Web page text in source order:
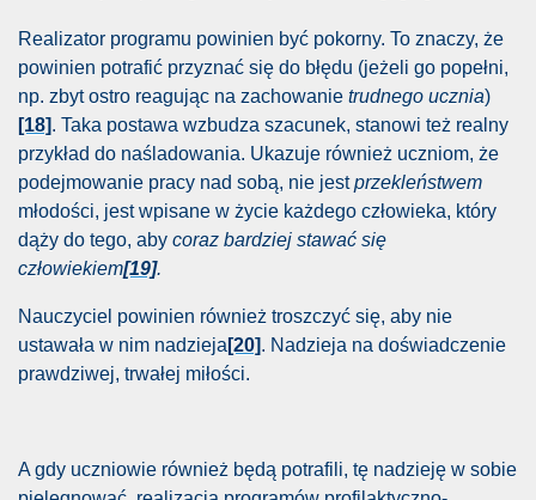
Realizator programu powinien być pokorny. To znaczy, że
powinien potrafić przyznać się do błędu (jeżeli go popełni,
np. zbyt ostro reagując na zachowanie trudnego ucznia)
[18]. Taka postawa wzbudza szacunek, stanowi też realny
przykład do naśladowania. Ukazuje również uczniom, że
podejmowanie pracy nad sobą, nie jestprzekleństwem
młodości, jest wpisane w życie każdego człowieka, który
dąży do tego, aby coraz bardziej stawać się
człowiekiem[19].
Nauczyciel powinien również troszczyć się, aby nie
ustawała w nim nadzieja [20]. Nadzieja na doświadczenie
prawdziwej, trwałej miłości.
A gdy uczniowie również będą potrafili, tę nadzieję w sobie
i pokłosie
prawa małżeńskiego
z kobietą?
LICZY SIĘ POSTĘPOWANIE
potrzebujemy.